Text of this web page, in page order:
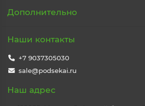
Дополнительно
Наши контакты
+7 9037305030
sale@podsekai.ru
Наш адрес